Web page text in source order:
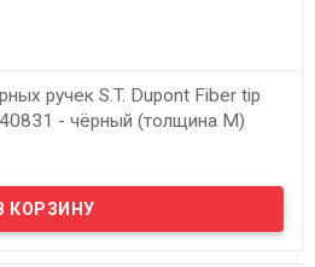
ручек S.T. Dupont Fiber tip
- чёрный (толщина M)